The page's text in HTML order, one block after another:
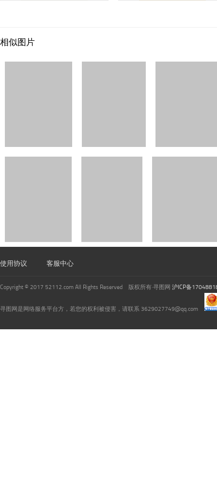
相似图片
使用协议 客服中心
Copyright © 2017 52112.com All Rights Reserved 版权所有·寻图网 沪ICP备
寻图网是网络服务平台方，若您的权利被侵害，请联系 3629027749@qq.com